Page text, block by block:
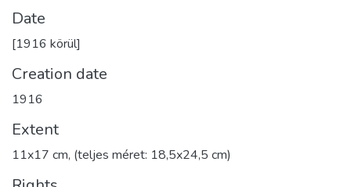
Date
[1916 körül]
Creation date
1916
Extent
11x17 cm, (teljes méret: 18,5x24,5 cm)